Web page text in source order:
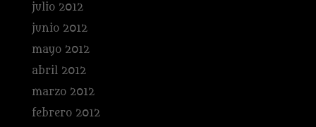
julio 2012
junio 2012
mayo 2012
abril 2012
marzo 2012
febrero 2012